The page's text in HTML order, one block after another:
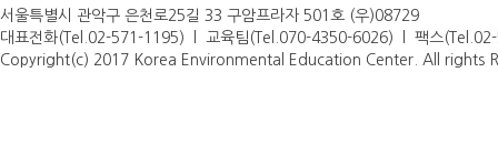
서울특별시 관악구 은천로25길 33 구암프라자 501호 (우)08729
대표전화(Tel.02-571-1195) l 교육팀(Tel.070-4350-6026) l 팩스
Copyright(c) 2017 Korea Environmental Education Center. All rights